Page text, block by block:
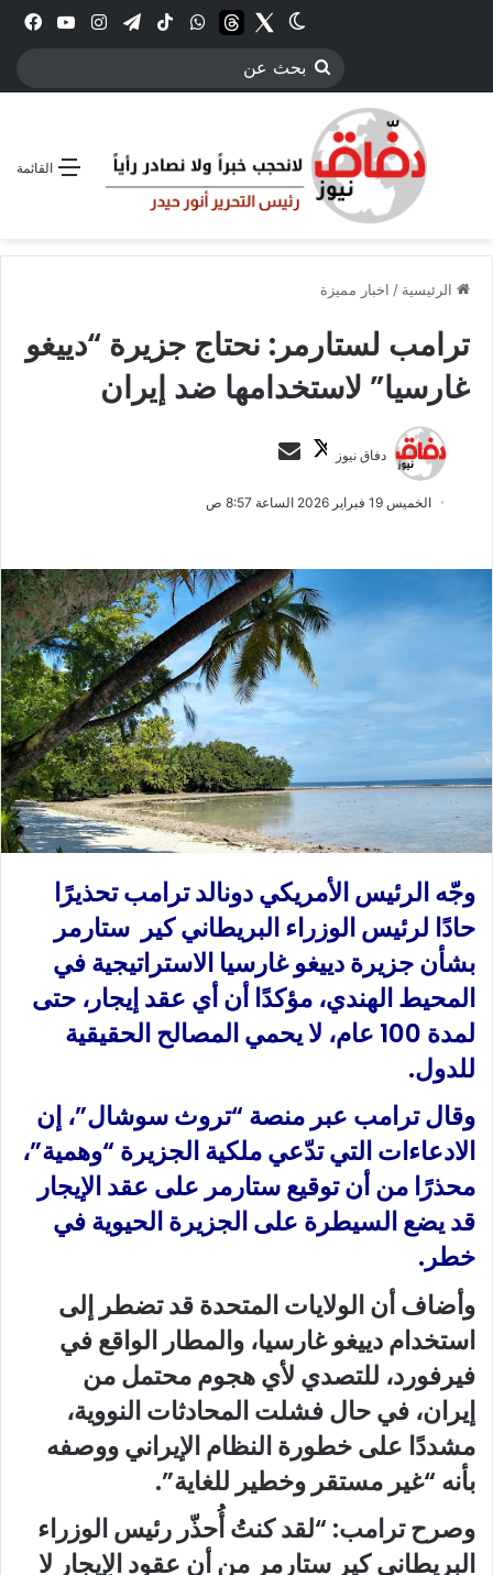
انستقرامتيلقرام‫TikTokواتسابthreadsTwitter
الوضع المظلم
بحث
القائمة
الرئيسية / اخبار مميزة
ترامب لستارمر: نحتاج جزيرة “دييغو
غارسيا” لاستخدامها ضد إيران
دفاق نيوز
ت
ب
ل
ى
X
س
ر
ي
د
ا
إ
ل
ت
ر
و
ن
ا
الخميس 19 فبراير 2026 الساعة 8:57 ص
وجّه الرئيس الأمريكي دونالد ترامب تحذيرًا
حادًا لرئيس الوزراء البريطاني كير ستارمر
بشأن جزيرة دييغو غارسيا الاستراتيجية في
المحيط الهندي، مؤكدًا أن أي عقد إيجار، حتى
لمدة 100 عام، لا يحمي المصالح الحقيقية
للدول.
وقال ترامب عبر منصة “تروث سوشال”، إن
الادعاءات التي تدّعي ملكية الجزيرة “وهمية”،
محذرًا من أن توقيع ستارمر على عقد الإيجار
قد يضع السيطرة على الجزيرة الحيوية في
خطر.
وأضاف أن الولايات المتحدة قد تضطر إلى
استخدام دييغو غارسيا، والمطار الواقع في
فيرفورد، للتصدي لأي هجوم محتمل من
إيران، في حال فشلت المحادثات النووية،
مشددًا على خطورة النظام الإيراني ووصفه
بأنه “غير مستقر وخطير للغاية”.
وصرح ترامب: “لقد كنتُ أُحذّر رئيس الوزراء
البريطاني كير ستارمر من أن عقود الإيجار لا